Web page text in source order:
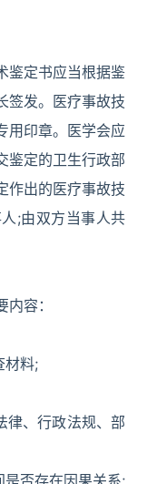
鉴定书应当根据鉴
签发。医疗事故技
用印章。医学会应
鉴定的卫生行政部
作出的医疗事故技
;由双方当事人共
容：
材料;
律、行政法规、部
否存在因果关系;